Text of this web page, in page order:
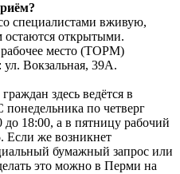
специалистами вживую,
остаются открытыми.
рабочее место (ТОРМ)
ул. Вокзальная, 39А.
здесь ведётся в
понедельника по четверг
18:00, а в пятницу рабочий
Если же возникнет
бумажный запрос или
это можно в Перми на